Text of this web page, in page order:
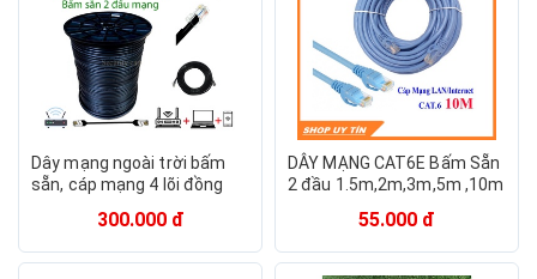
Dây mạng ngoài trời bấm
sẵn, cáp mạng 4 lõi đồng
300.000 đ
DÂY MẠNG CAT6E Bấm Sẵn
2 đầu 1.5m,2m,3m,5m ,10m
lan chính hãng
55.000 đ